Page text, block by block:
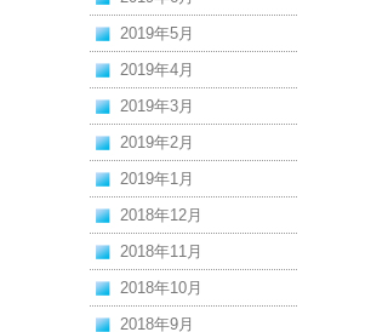
2019年5月
2019年4月
2019年3月
2019年2月
2019年1月
2018年12月
2018年11月
2018年10月
2018年9月